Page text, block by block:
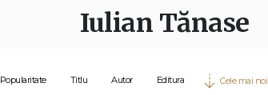
Iulian Tănase
Popularitate Titlu Autor Editura Cele mai noi